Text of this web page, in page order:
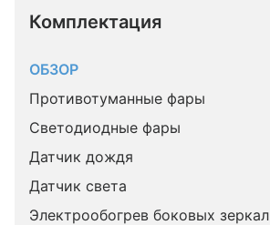
Комплектация
ОБЗОР
Противотуманные фары
Светодиодные фары
Датчик дождя
Датчик света
Электрообогрев боковых зеркал